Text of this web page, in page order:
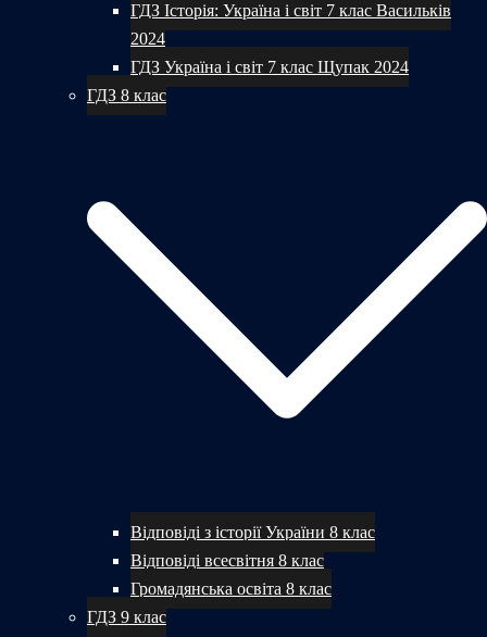
ГДЗ Історія: Україна і світ 7 клас Васильків
2024
ГДЗ Україна і світ 7 клас Щупак 2024
ГДЗ 8 клас
Відповіді з історії України 8 клас
Відповіді всесвітня 8 клас
Громадянська освіта 8 клас
ГДЗ 9 клас